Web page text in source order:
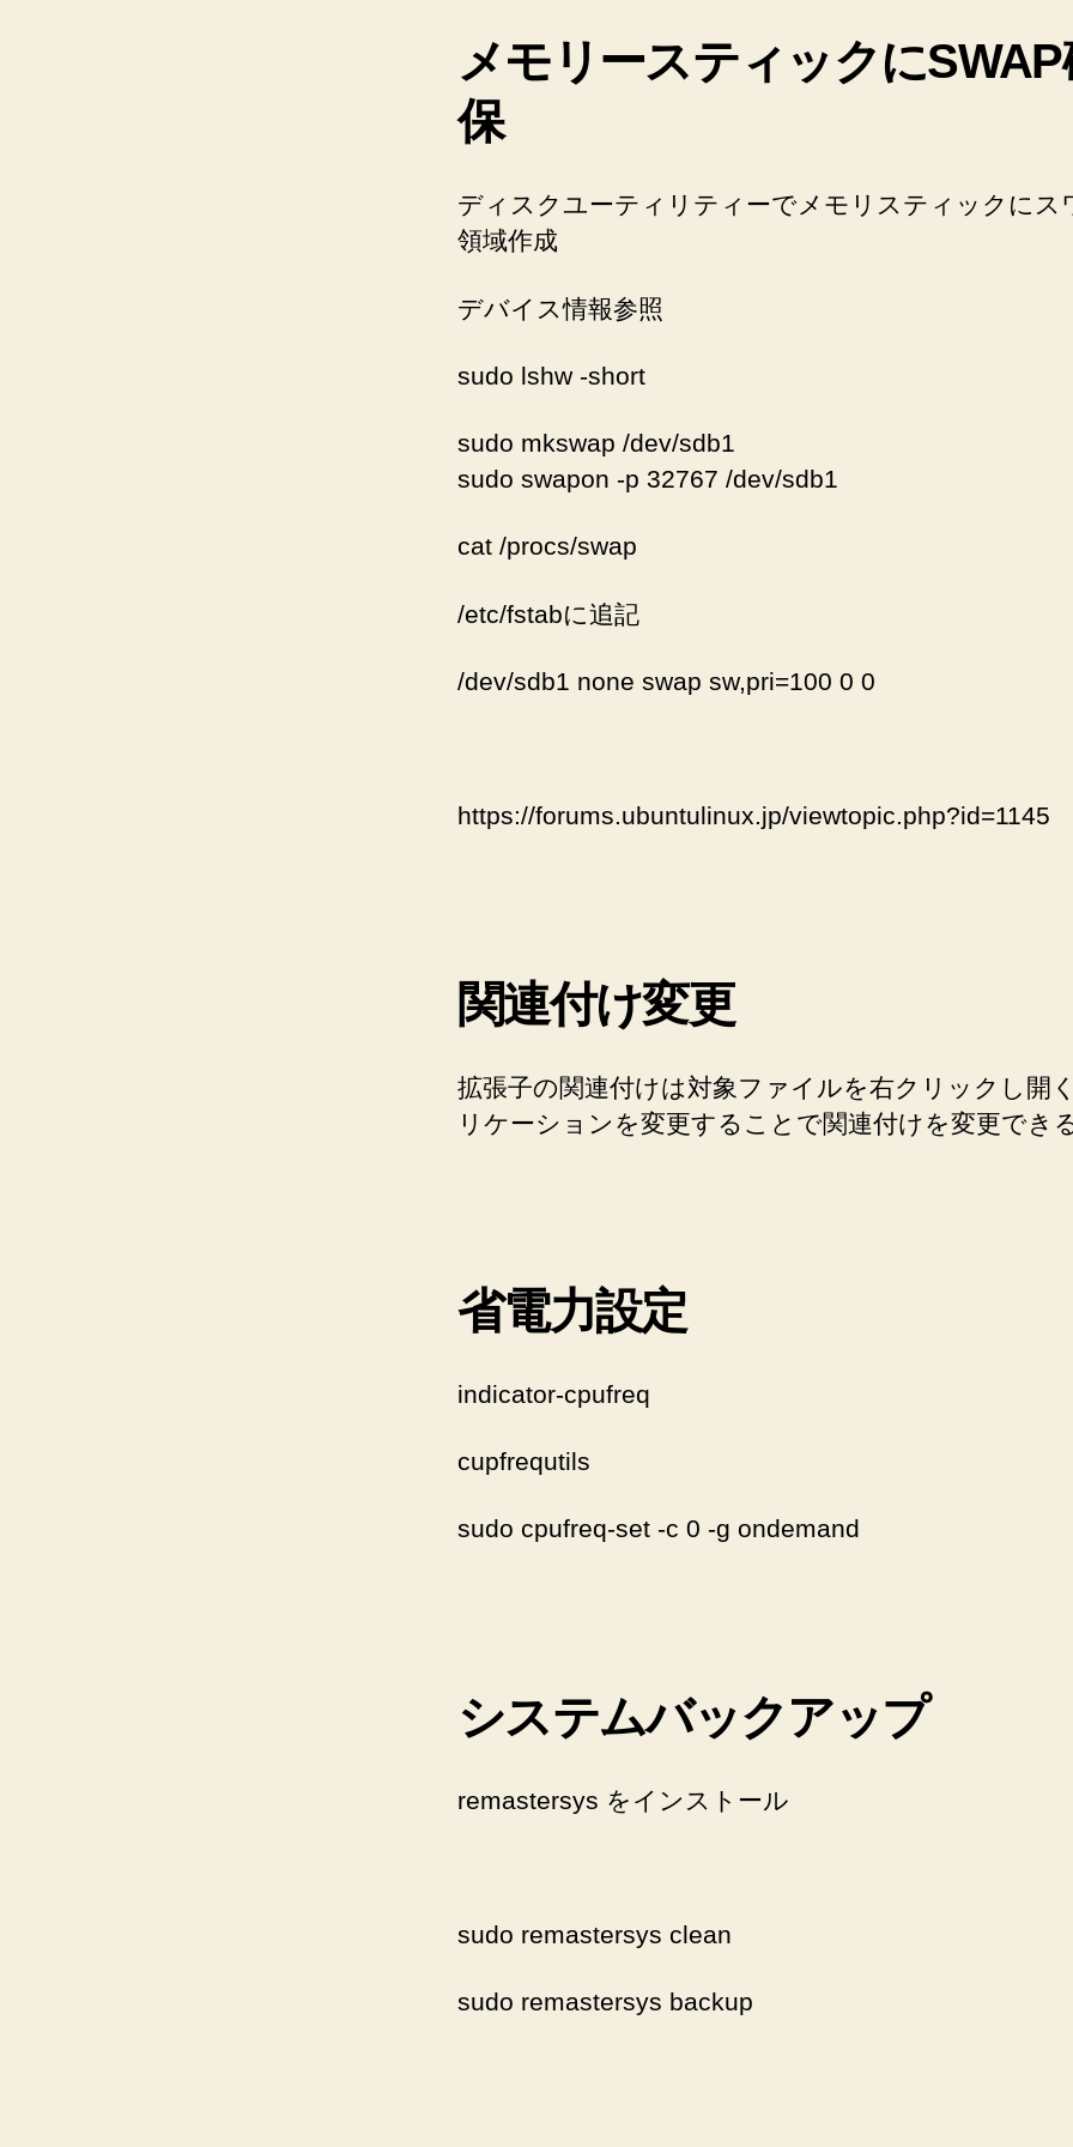
メモリースティックにSWAP
保
ディスクユーティリティーでメモリスティックにス
領域作成
デバイス情報参照
sudo lshw -short
sudo mkswap /dev/sdb1
sudo swapon -p 32767 /dev/sdb1
cat /procs/swap
/etc/fstabに追記
/dev/sdb1 none swap sw,pri=100 0 0
https://forums.ubuntulinux.jp/viewtopic.php?id=1145
関連付け変更
拡張子の関連付けは対象ファイルを右クリックし開
リケーションを変更することで関連付けを変更できる
省電力設定
indicator-cpufreq
cupfrequtils
sudo cpufreq-set -c 0 -g ondemand
システムバックアップ
remastersys をインストール
sudo remastersys clean
sudo remastersys backup